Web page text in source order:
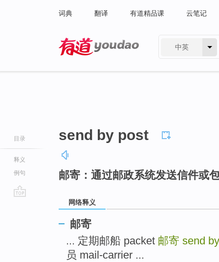
词典 翻译 有道精品课 云笔记
中英
目录
释义
例句
send by post
邮寄：通过邮政系统发送信件或
网络释义
邮寄
... 定期邮船 packet 邮寄 send
员 mail-carrier ...